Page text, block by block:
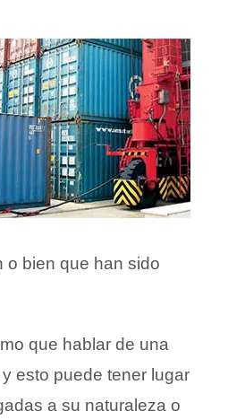
o bien que han sido
que hablar de una
esto puede tener lugar
a su naturaleza o